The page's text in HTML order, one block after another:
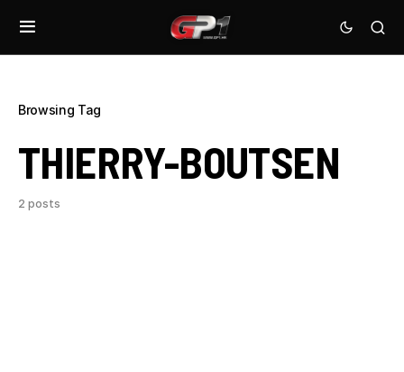
Browsing Tag
THIERRY-BOUTSEN
2 posts